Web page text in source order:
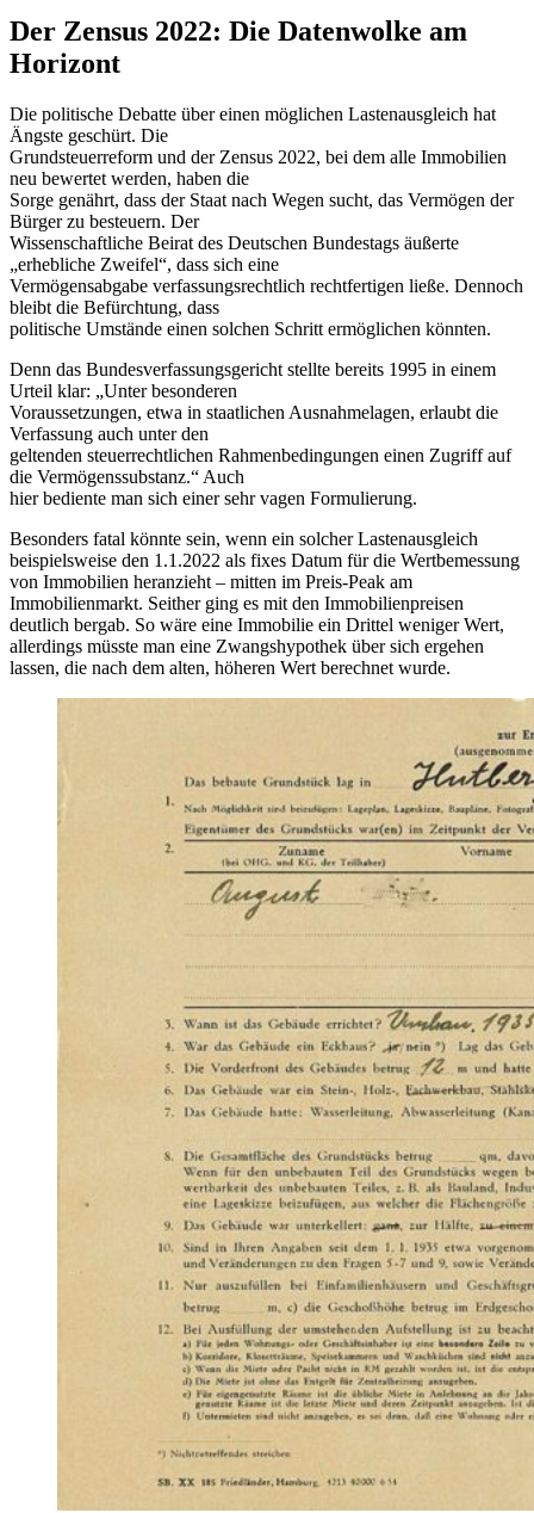
Der Zensus 2022: Die Datenwolke am
Horizont
Die politische Debatte über einen möglichen Lastenausgleich hat
Ängste geschürt. Die
Grundsteuerreform und der Zensus 2022, bei dem alle Immobilien
neu bewertet werden, haben die
Sorge genährt, dass der Staat nach Wegen sucht, das Vermögen der
Bürger zu besteuern. Der
Wissenschaftliche Beirat des Deutschen Bundestags äußerte
„erhebliche Zweifel“, dass sich eine
Vermögensabgabe verfassungsrechtlich rechtfertigen ließe. Dennoch
bleibt die Befürchtung, dass
politische Umstände einen solchen Schritt ermöglichen könnten.
Denn das Bundesverfassungsgericht stellte bereits 1995 in einem
Urteil klar: „Unter besonderen
Voraussetzungen, etwa in staatlichen Ausnahmelagen, erlaubt die
Verfassung auch unter den
geltenden steuerrechtlichen Rahmenbedingungen einen Zugriff auf
die Vermögenssubstanz.“ Auch
hier bediente man sich einer sehr vagen Formulierung.
Besonders fatal könnte sein, wenn ein solcher Lastenausgleich
beispielsweise den 1.1.2022 als fixes Datum für die Wertbemessung
von Immobilien heranzieht – mitten im Preis-Peak am
Immobilienmarkt. Seither ging es mit den Immobilienpreisen
deutlich bergab. So wäre eine Immobilie ein Drittel weniger Wert,
allerdings müsste man eine Zwangshypothek über sich ergehen
lassen, die nach dem alten, höheren Wert berechnet wurde.